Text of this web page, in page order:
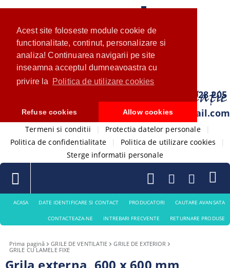
Acest site foloseste module cookie de
functionalitate, continut, personalizare si
analiza! Continuarea navigarii pe site
inseamna acceptul dumneavoastra cu
privire la
Politica de utilizare cookies
Refuse cookies Allow cookies
0733 028 205
com.ventistore@gmail.com
Termeni si conditii Protectia datelor personale
Politica de confidentialitate
Politica de utilizare cookies
Sterge informatii personale
ACASA DATE IDENTIFICARE SI CONTACT PRODUCATORI CAUTARE AVANSATA
CONTACTEAZA-NE INTREBARI FRECVENTE RETURNARE PRODUSE
Prima pagină GRILE DE VENTILATIE
GRILE DE EXTERIOR
GRILE CU LAMELE FIXE